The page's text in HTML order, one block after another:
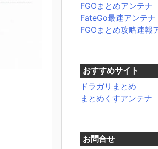
FGOまとめアンテナ
FateGo最速アンテナ
FGOまとめ攻略速報
おすすめサイト
ドラガリまとめ
まとめくすアンテナ
お問合せ